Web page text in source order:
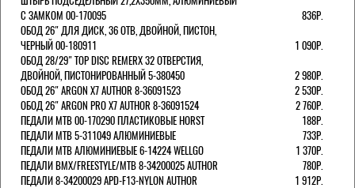
С ЗАМКОМ 00-170095
836Р.
ОБОД 26" ДЛЯ ДИСК, 36 ОТВ, ДВОЙНОЙ, ПИСТОН,
ЧЕРНЫЙ 00-180911
1 090Р.
ОБОД 28/29" TOP DISC REMERX 32 ОТВЕРСТИЯ,
ДВОЙНОЙ, ПИСТОНИРОВАННЫЙ 5-380450
2 980Р.
ОБОД 26" ARGON X7 AUTHOR 8-36091523
2 530Р.
ОБОД 26" ARGON PRO X7 AUTHOR 8-36091524
2 760Р.
ПЕДАЛИ МТВ 00-170290 ПЛАСТИКОВЫЕ HORST
188Р.
ПЕДАЛИ MTB 5-311049 АЛЮМИНИЕВЫЕ
733Р.
ПЕДАЛИ MTB АЛЮМИНИЕВЫЕ 6-14224 WELLGO
1 370Р.
ПЕДАЛИ BMX/FREESTYLE/MTB 8-34200025 AUTHOR
780Р.
ПЕДАЛИ 8-34200029 APD-F13-NYLON AUTHOR
1 912Р.